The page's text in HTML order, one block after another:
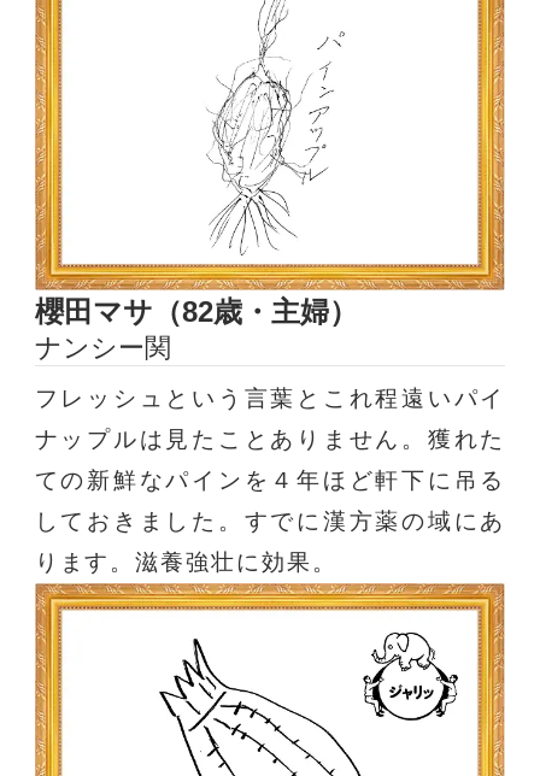
櫻田マサ（82歳・主婦）
ナンシー関
フレッシュという言葉とこれ程遠いパイ
ナップルは見たことありません。獲れた
ての新鮮なパインを４年ほど軒下に吊る
しておきました。すでに漢方薬の域にあ
ります。滋養強壮に効果。